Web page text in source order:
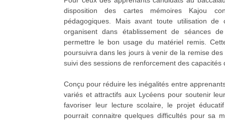
disposition des cartes mémoires Kajou
pédagogiques. Mais avant toute utilisation de
organisent dans établissement de séances
permettre le bon usage du matériel remis.
poursuivra dans les jours à venir de la remise
suivi des sessions de renforcement des capacités
Conçu pour réduire les inégalités entre
variés et attractifs aux Lycéens pour soutenir
favoriser leur lecture scolaire, le projet
pourrait connaitre quelques difficultés pour sa